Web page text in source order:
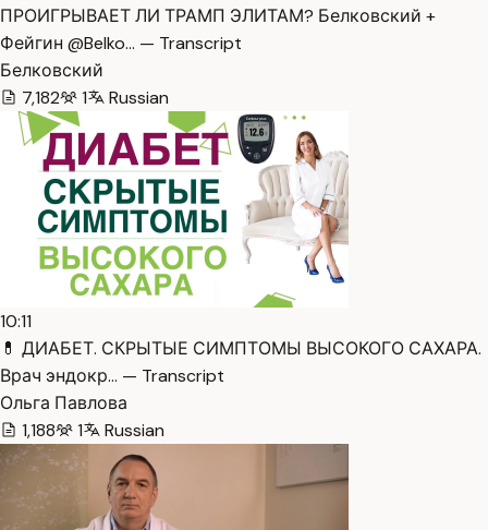
ПРОИГРЫВАЕТ ЛИ ТРАМП ЭЛИТАМ? Белковский +
Фейгин @Belko… — Transcript
Белковский
7,182
1 Russian
10:11
💊 ДИАБЕТ. СКРЫТЫЕ СИМПТОМЫ ВЫСОКОГО САХАРА.
Врач эндокр… — Transcript
Ольга Павлова
1,188
1 Russian